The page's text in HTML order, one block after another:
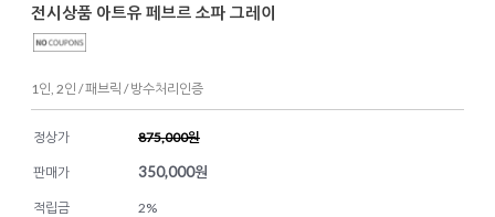
전시상품 아트유 페브르 소파 그레이
1인, 2인 / 패브릭 / 방수처리인증
정상가 875,000원
판매가 350,000원
적립금 2%